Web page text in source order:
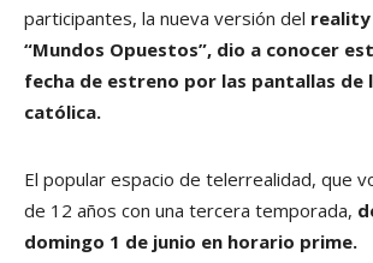
participantes, la nueva versión del reality
“Mundos Opuestos”, dio a conocer
fecha de estreno por las pantallas de
católica.
El popular espacio de telerrealidad, que
de 12 años con una tercera temporada,
domingo 1 de junio en horario prime.